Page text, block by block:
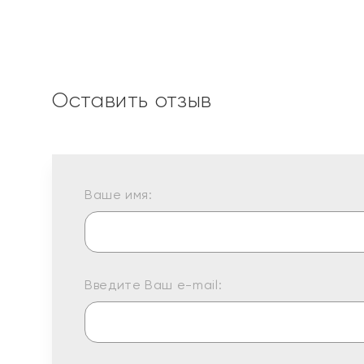
Оставить отзыв
Ваше имя:
Введите Ваш e-mail: